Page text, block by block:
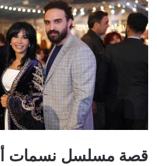
قصة مسلسل نسمات